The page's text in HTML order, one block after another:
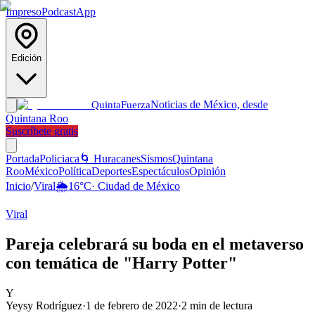
ImpresoPodcastApp
Edición
QuintaFuerzaNoticias de México, desde
Quintana Roo
Suscríbete gratis
PortadaPoliciaca 🌀 HuracanesSismosQuintana
RooMéxicoPolíticaDeportesEspectáculosOpinión
Inicio/Viral🌦️16°C· Ciudad de México
Viral
Pareja celebrará su boda en el metaverso
con temática de "Harry Potter"
Y
Yeysy Rodríguez·1 de febrero de 2022·2 min de lectura